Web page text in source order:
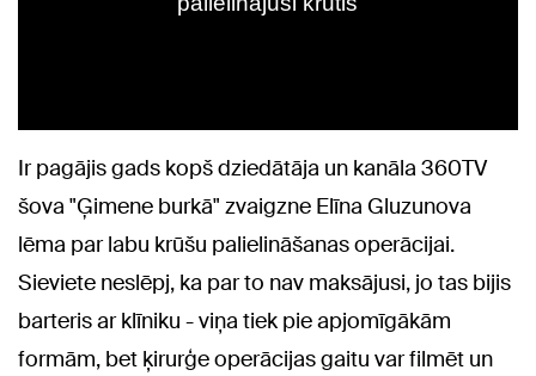
Ir pagājis gads kopš dziedātāja un kanāla 360TV
šova "Ģimene burkā" zvaigzne Elīna Gluzunova
lēma par labu krūšu palielināšanas operācijai.
Sieviete neslēpj, ka par to nav maksājusi, jo tas bijis
barteris ar klīniku - viņa tiek pie apjomīgākām
formām, bet ķirurģe operācijas gaitu var filmēt un